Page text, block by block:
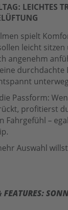
LEICHTES
spielt
leicht
angenehm
durchdachte
Passform:
profitierst
Fahrgefühl –
Auswahl
FEATURES: